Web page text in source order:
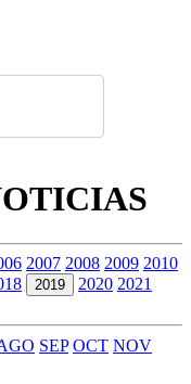
2007 2008 2009 2010
2019 2020 2021
SEP OCT NOV